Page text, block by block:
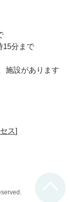
15分まで
施設があります
ス]